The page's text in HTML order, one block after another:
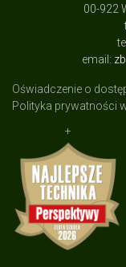
00-922
email:
Oświadczenie o
Polityka prywatności
+